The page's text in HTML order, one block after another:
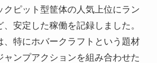
クピット型筐体の人気上位にラン
、安定した稼働を記録しました。
、特にホバークラフトという題材
ャンプアクションを組み合わせた